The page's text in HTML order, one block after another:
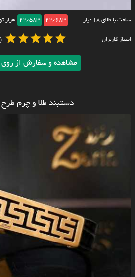
ساخت با طلای ۱۸ عیار 22/683
22/583 هزار
امتیاز کاربران (827)
مشاهده و سفارش از روی
دستبند طلا و چرم